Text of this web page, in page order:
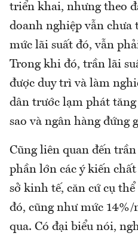
triển khai, nhưng theo
doanh nghiệp vẫn chưa
mức lãi suất đó, vẫn
Trong khi đó, trần lãi
được duy trì và làm
dân trước lạm phát tăng
sao và ngân hàng đứng
Cũng liên quan đến
phần lớn các ý kiến
sở kinh tế, căn cứ cụ
đó, cũng như mức
qua. Có đại biểu nói,